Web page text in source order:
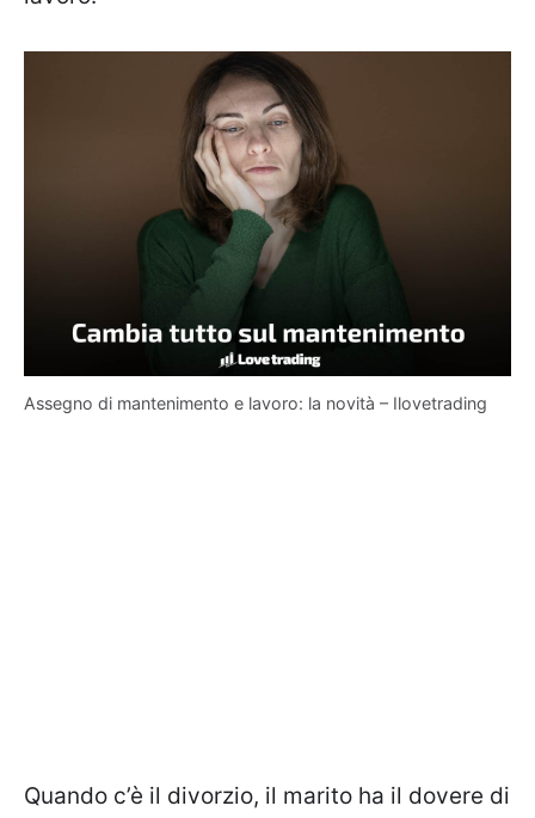
Assegno di mantenimento e lavoro: la novità – Ilovetrading
Quando c’è il divorzio, il marito ha il dovere di